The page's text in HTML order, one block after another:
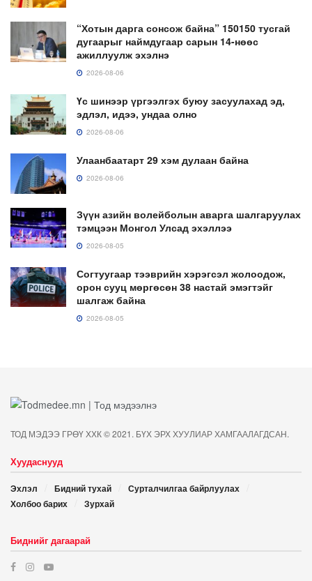
“Хотын дарга сонсож байна” 150150 тусгай
дугаарыг наймдугаар сарын 14-нөөс
ажиллуулж эхэлнэ
2026-08-06
Үс шинээр үргээлгэх буюу засуулахад эд,
эдлэл, идээ, ундаа олно
2026-08-06
Улаанбаатарт 29 хэм дулаан байна
2026-08-06
Зүүн азийн волейболын аварга шалгаруулах
тэмцээн Монгол Улсад эхэллээ
2026-08-05
Согтуугаар тээврийн хэрэгсэл жолоодож,
орон сууц мөргөсөн 38 настай эмэгтэйг
шалгаж байна
2026-08-05
ТОД МЭДЭЭ ГРӨҮ ХХК © 2021. БҮХ ЭРХ ХУУЛИАР ХАМГААЛАГДСАН.
Хуудаснууд
Эхлэл Бидний тухай
Сурталчилгаа байрлуулах
Холбоо барих
Зурхай
Биднийг дагаарай